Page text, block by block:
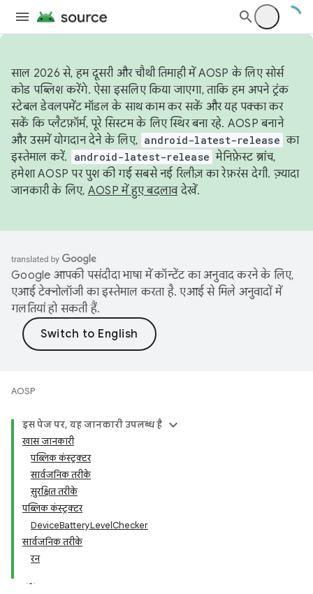
साल 2026 से, हम दूसरी और चौथी तिमाही में AOSP के लिए सोर्स
कोड पब्लिश करेंगे. ऐसा इसलिए किया जाएगा, ताकि हम अपने ट्रंक
स्टेबल डेवलपमेंट मॉडल के साथ काम कर सकें और यह पक्का कर
सकें कि प्लैटफ़ॉर्म, पूरे सिस्टम के लिए स्थिर बना रहे. AOSP बनाने
और उसमें योगदान देने के लिए, android-latest-release का
इस्तेमाल करें.
android-latest-release मेनिफ़ेस्ट ब्रांच,
हमेशा AOSP पर पुश की गई सबसे नई रिलीज़ का रेफ़रंस देगी. ज़्यादा
जानकारी के लिए, AOSP में हुए बदलावदेखें.
Google आपकी पसंदीदा भाषा में कॉन्टेंट का अनुवाद करने के लिए,
एआई टेक्नोलॉजी का इस्तेमाल करता है. एआई से मिले अनुवादों में
गलतियां हो सकती हैं.
AOSP
इस पेज पर, यह जानकारी उपलब्ध है
खास जानकारी
पब्लिक कंस्ट्रक्टर
सार्वजनिक तरीके
सुरक्षित तरीके
पब्लिक कंस्ट्रक्टर
DeviceBatteryLevelChecker
सार्वजनिक तरीके
रन